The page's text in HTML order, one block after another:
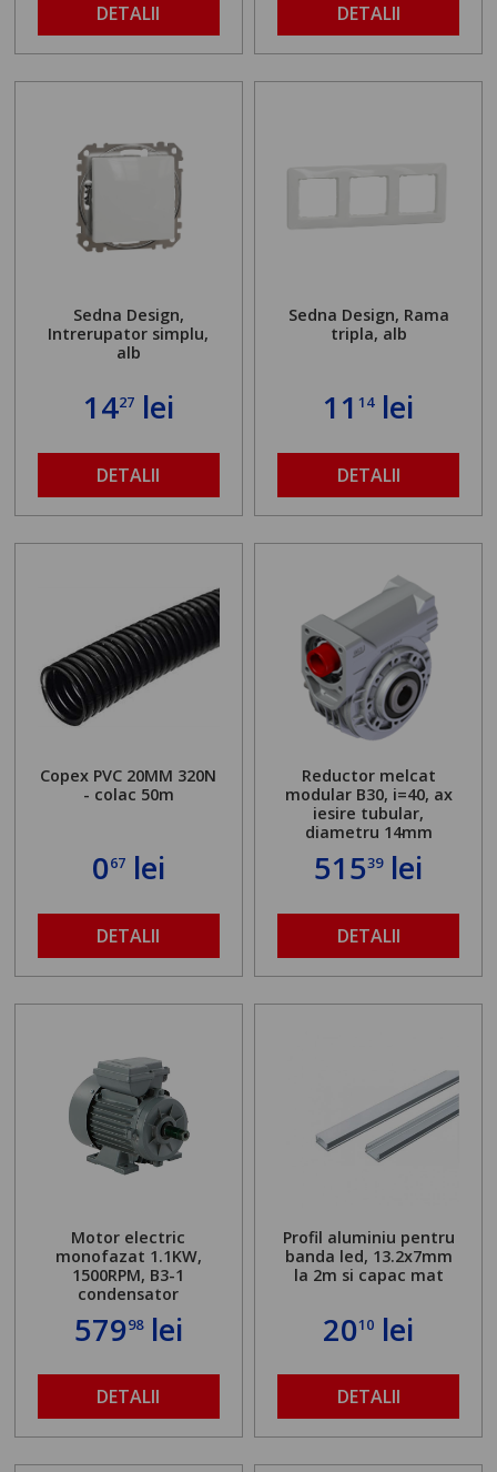
DETALII DETALII
Sedna Design,
Intrerupator simplu,
alb
1427lei
DETALII
Sedna Design, Rama
tripla, alb
1114lei
DETALII
Copex PVC 20MM 320N
- colac 50m
067lei
DETALII
Reductor melcat
modular B30, i=40, ax
iesire tubular,
diametru 14mm
51539lei
DETALII
Motor electric
monofazat 1.1KW,
1500RPM, B3-1
condensator
57998lei
DETALII
Profil aluminiu pentru
banda led, 13.2x7mm
la 2m si capac mat
2010 lei
DETALII